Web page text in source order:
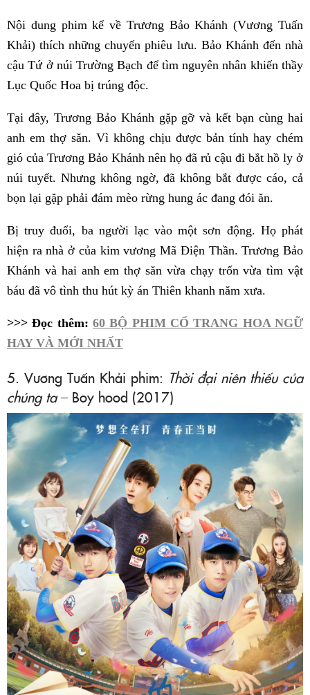
Nội dung phim kể về Trương Bảo Khánh (Vương Tuấn
Khải) thích những chuyến phiêu lưu. Bảo Khánh đến nhà
cậu Tứ ở núi Trường Bạch để tìm nguyên nhân khiến thầy
Lục Quốc Hoa bị trúng độc.
Tại đây, Trương Bảo Khánh gặp gỡ và kết bạn cùng hai
anh em thợ săn. Vì không chịu được bản tính hay chém
gió của Trương Bảo Khánh nên họ đã rủ cậu đi bắt hồ ly ở
núi tuyết. Nhưng không ngờ, đã không bắt được cáo, cả
bọn lại gặp phải đám mèo rừng hung ác đang đói ăn.
Bị truy đuổi, ba người lạc vào một sơn động. Họ phát
hiện ra nhà ở của kim vương Mã Điện Thần. Trương Bảo
Khánh và hai anh em thợ săn vừa chạy trốn vừa tìm vật
báu đã vô tình thu hút kỳ án Thiên khanh năm xưa.
>>> Đọc thêm: 60 BỘ PHIM CỔ TRANG HOA NGỮ
HAY VÀ MỚI NHẤT
5. Vương Tuấn Khải phim: Thời đại niên thiếu của
chúng ta– Boy hood (2017)